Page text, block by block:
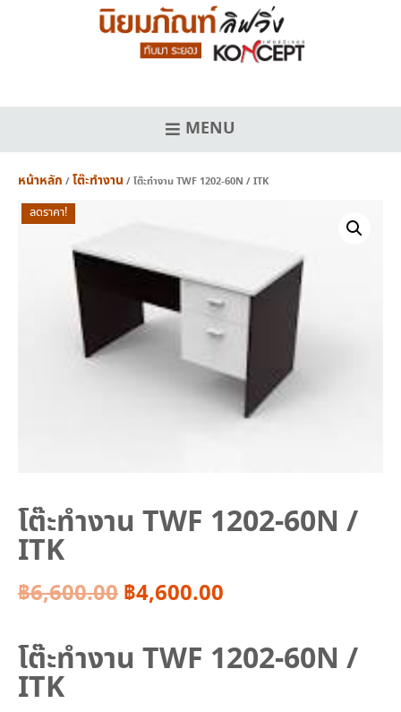
MENU
หน้าหลัก /โต๊ะทำงาน / โต๊ะทำงาน TWF 1202-60N / ITK
ลดราคา!
โต๊ะทำงาน TWF 1202-60N /
ITK
฿6,600.00Original
was:
฿4,600.00
is:
โต๊ะทำงาน TWF 1202-60N /
ITK